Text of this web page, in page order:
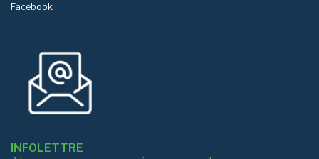
Facebook
INFOLETTRE